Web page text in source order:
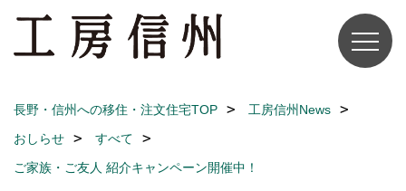
長野・信州への移住・注文住宅TOP
工房信州News
おしらせ
すべて
ご家族・ご友人 紹介キャンペーン開催中！